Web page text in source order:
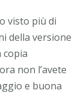
visto più di
della versione
copia
non l’avete
e buona